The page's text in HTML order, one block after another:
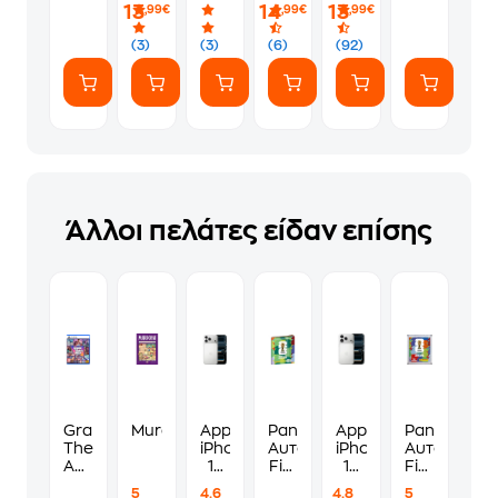
(3)
13,99€
(7
Αυτοκόλλητα)
(3)
ευγενικά
(6)
14,99€
(92)
13,99€
Άλλοι πελάτες είδαν επίσης
Grand
Theft
Auto
Murdoku
5
Apple
iPhone
17
4.6
Panini
Αυτοκόλλητα
Fifa
Apple
iPhone
17
4.8
Panini
Fifa
5